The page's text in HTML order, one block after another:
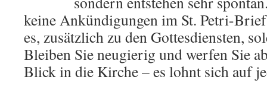
keine Ankündigungen im St. Petri-
es, zusätzlich zu den Gottesdiensten,
Bleiben Sie neugierig und werfen Sie
Blick in die Kirche – es lohnt sich auf